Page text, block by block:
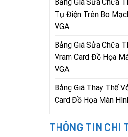
Bảng Giá Sửa Chữa
Tụ Điện Trên Bo
VGA
Bảng Giá Sửa Chữa
Vram Card Đồ Họa
VGA
Bảng Giá Thay Thế
Card Đồ Họa Màn
THÔNG TIN CHI